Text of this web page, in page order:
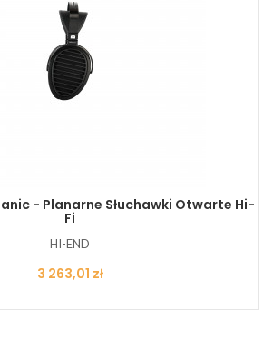
- Planarne Słuchawki Otwarte Hi-
Fi
HI-END
Cena
3 263,01 zł